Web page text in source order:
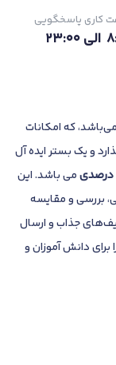
کاری پاسخگویی
که امکانات
و یک بستر ایده آل
می باشد. این
بررسی و مقایسه
جذاب و ارسال
دانش آموزان و